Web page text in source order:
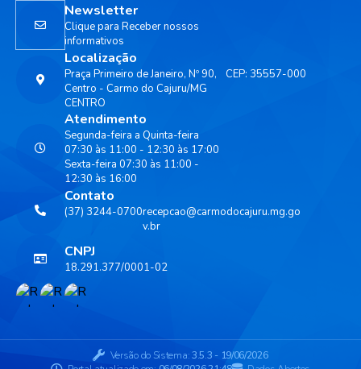
Localização
Praça Primeiro de Janeiro, Nº 90,
Centro - Carmo do Cajuru/MG
CENTRO
CEP: 35557-000
Contato
(37) 3244-0700recepcao@carmodocajuru.mg.go
v.br
Atendimento
Segunda-feira a Quinta-feira
07:30 às 11:00 - 12:30 às 17:00
Sexta-feira 07:30 às 11:00 -
12:30 às 16:00
CNPJ
18.291.377/0001-02
Newsletter
Clique para Receber nossos
informativos
Versão do Sistema:3.5.3 - 19/06/2026